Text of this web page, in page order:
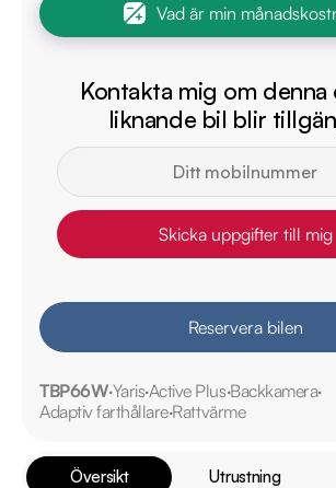
Vad är min
Kontakta mig om denna
liknande bil blir
Skicka uppgifter till mig
Reservera bilen
TBP66WYarisActive Plus Backkamera
Adaptiv farthållareRattvärme
Översikt Utrustning